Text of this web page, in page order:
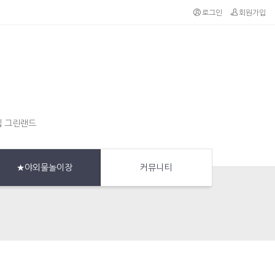
로그인 회원가입
그린랜드
★야외물놀이장 커뮤니티